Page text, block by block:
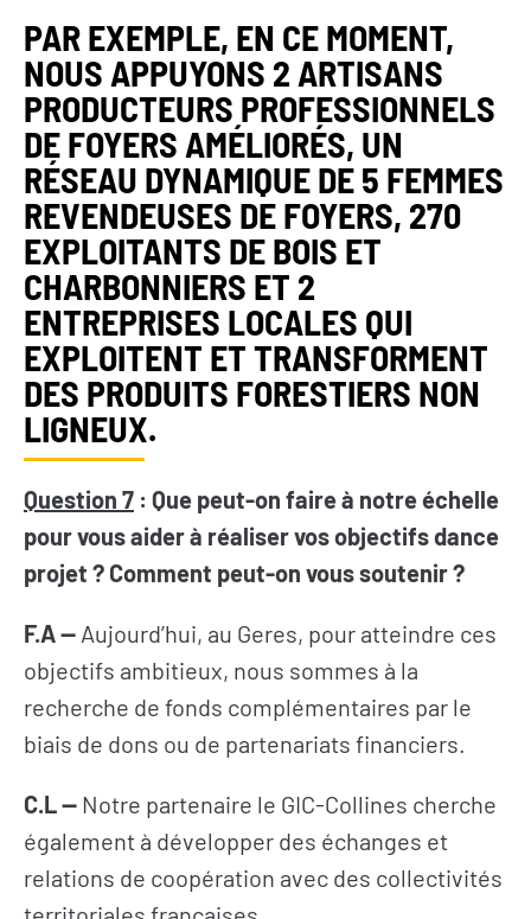
RECRUTEMENT
PAR EXEMPLE, EN CE MOMENT,
NOUS APPUYONS 2 ARTISANS
PRODUCTEURS PROFESSIONNELS
DE FOYERS AMÉLIORÉS, UN
RÉSEAU DYNAMIQUE DE 5 FEMMES
REVENDEUSES DE FOYERS, 270
EXPLOITANTS DE BOIS ET
CHARBONNIERS ET 2
ENTREPRISES LOCALES QUI
EXPLOITENT ET TRANSFORMENT
DES PRODUITS FORESTIERS NON
LIGNEUX.
Question 7 : Que peut-on faire à notre échelle
pour vous aider à réaliser vos objectifs dance
projet ? Comment peut-on vous soutenir ?
F.A— Aujourd’hui, au Geres, pour atteindre ces
objectifs ambitieux, nous sommes à la
recherche de fonds complémentaires par le
biais de dons ou de partenariats financiers.
C.L— Notre partenaire le GIC-Collines cherche
également à développer des échanges et
relations de coopération avec des collectivités